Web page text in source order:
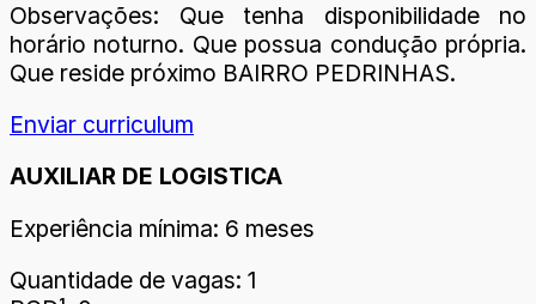
Observações: Que tenha disponibilidade no
horário noturno. Que possua condução própria.
Que reside próximo BAIRRO PEDRINHAS.
Enviar curriculum
AUXILIAR DE LOGISTICA
Experiência mínima: 6 meses
Quantidade de vagas: 1